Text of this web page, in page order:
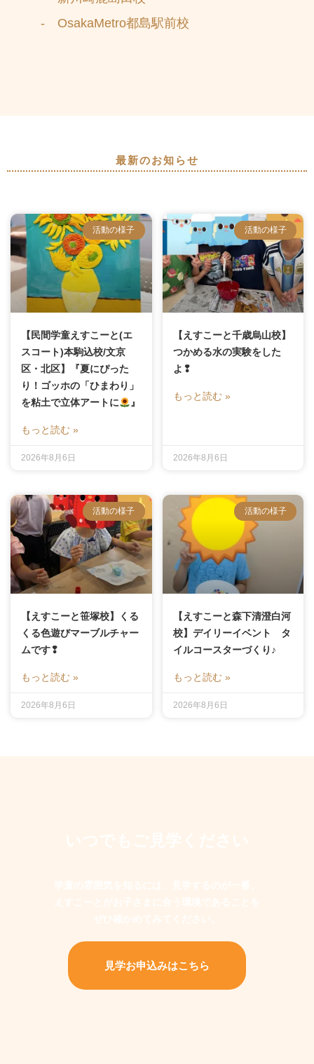
- OsakaMetro都島駅前校
最新のお知らせ
活動の様子
【民間学童えすこーと(エ
スコート)本駒込校/文京
区・北区】『夏にぴった
り！ゴッホの「ひまわり」
を粘土で立体アートに
』
もっと読む »
2026年8月6日
活動の様子
【えすこーと千歳烏山校】
つかめる水の実験をした
よ❢
もっと読む »
2026年8月6日
活動の様子
【えすこーと笹塚校】くる
くる色遊びマーブルチャー
ムです❢
もっと読む »
2026年8月6日
活動の様子
【えすこーと森下清澄白河
校】デイリーイベント タ
イルコースターづくり♪
もっと読む »
2026年8月6日
見学お申込みはこちら